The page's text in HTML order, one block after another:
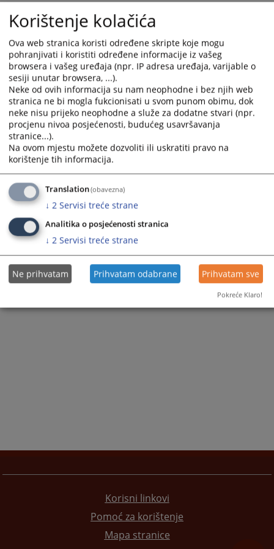
date.
the
question
mark
key
to
get
the
keyboard
shortcuts
for
changing
dates.
date.
the
question
mark
to
get
the
keyboard
for
dates.
Uputstvo o postupanju po prijavama
30.06.2023.
Strategija za unapređenje rodne
ravnopravnosti u pravosuđu Bosne i
Hercegovine
10.06.2023.
Smjernice za prevenciju seksualnog i
rodno zasnovanog uznemiravanja
Bosne i Hercegovine
01.02.2023.
1 - 4 / 4
Korisni linkovi
Pomoć za korištenje
Mapa stranice
Korištenje kolačića
Ova web stranica koristi određene skripte koje mogu
pohranjivati i koristiti određene informacije iz vašeg
browsera i vašeg uređaja (npr. IP adresa uređaja, varijable o
sesiji unutar browsera, ...).
Neke od ovih informacija su nam neophodne i bez njih web
stranica ne bi mogla fukcionisati u svom punom obimu, dok
neke nisu prijeko neophodne a služe za dodatne stvari (npr.
procjenu nivoa posjećenosti, budućeg usavršavanja
stranice...).
Na ovom mjestu možete dozvoliti ili uskratiti pravo na
korištenje tih informacija.
Translation(obavezna)
↓ 2 Servisi treće strane
Analitika o posjećenosti stranica
↓ 2 Servisi treće strane
Ne prihvatam Prihvatam odabrane Prihvatam sve
Pokreće Klaro!